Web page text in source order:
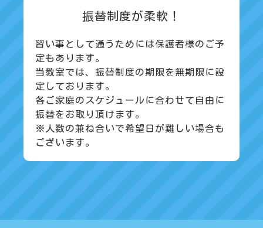
振替制度が柔軟！
習い事として通うためには保護者様のご予
定もあります。
当教室では、振替制度の期限を無期限に設
定しております。
各ご家庭のスケジュールに合わせて自由に
振替をお取り頂けます。
※人数の兼ね合いで希望日が難しい場合も
ございます。